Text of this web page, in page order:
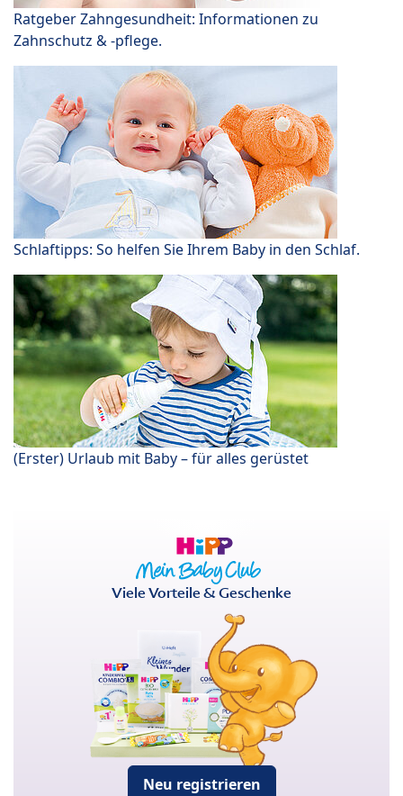
Ratgeber Zahngesundheit: Informationen zu
Zahnschutz & -pflege.
Schlaftipps: So helfen Sie Ihrem Baby in den Schlaf.
(Erster) Urlaub mit Baby – für alles gerüstet
Viele Vorteile & Geschenke
Neu registrieren